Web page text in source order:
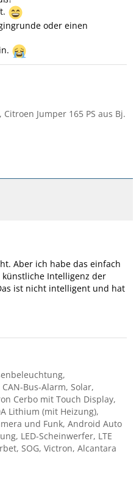
oder einen
Jumper 165 PS aus Bj.
Aber ich habe das einfach
künstliche Intelligenz der
ist nicht intelligent und hat
Bus-Alarm, Solar,
Cerbo mit Touch Display,
Lithium (mit Heizung),
und Funk, Android Auto
LED-Scheinwerfer, LTE
SOG, Victron, Alcantara